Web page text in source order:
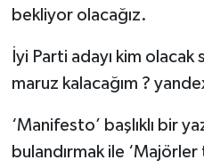
bekliyor olacağız.
İyi Parti adayı kim
maruz kalacağım ?
‘Manifesto’ başlıklı bir
bulandırmak ile